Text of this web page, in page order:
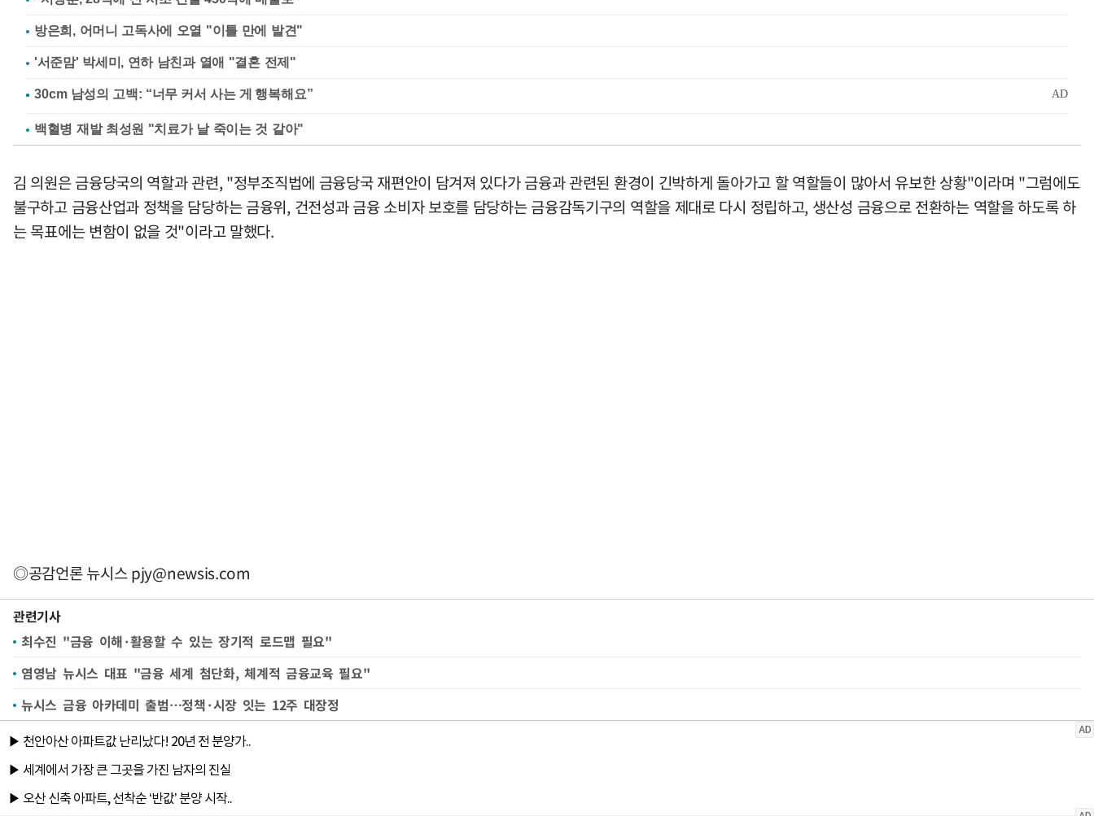
방은희, 어머니 고독사에 오열 "이틀 만에 발견"
'서준맘' 박세미, 연하 남친과 열애 "결혼 전제"
백혈병 재발 최성원 "치료가 날 죽이는 것 같아"
김 의원은 금융당국의 역할과 관련, "정부조직법에 금융당국 재편안이 담겨져 있다가 금융과 관련된 환경이 긴박하게 돌아가고 할 역할들이 많아서 유보한 상황"이라며 "그럼에도
불구하고 금융산업과 정책을 담당하는 금융위, 건전성과 금융 소비자 보호를 담당하는 금융감독기구의 역할을 제대로 다시 정립하고, 생산성 금융으로 전환하는 역할을 하도록 하
는 목표에는 변함이 없을 것"이라고 말했다.
◎공감언론 뉴시스pjy@newsis.com
관련기사
최수진 "금융 이해·활용할 수 있는 장기적 로드맵 필요"
염영남 뉴시스 대표 "금융 세계 첨단화, 체계적 금융교육 필요"
뉴시스 금융 아카데미 출범…정책·시장 잇는 12주 대장정